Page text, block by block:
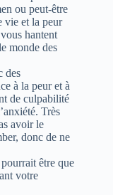
ou peut-être
vie et la peur
hantent
monde des
des
à la peur et à
de culpabilité
Très
avoir le
donc de ne
être que
votre